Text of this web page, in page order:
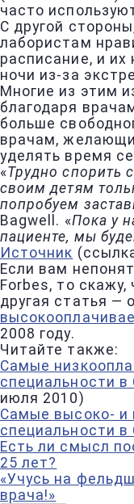
часто
С другой
лабористам
расписание, и их
ночи из-за
Многие из этим
благодаря
больше
врачам,
уделять время
«Трудно спорить
своим детям
попробуем
Bagwell. «Пока у
пациенте, мы
Источник
Если вам
Forbes, то
другая статья — о
2008 году.
Читайте также:
Самые
специальности
июля 2010)
Самые высоко- и
специальности
Есть ли смысл
25 лет?
«Учусь на
врача!»